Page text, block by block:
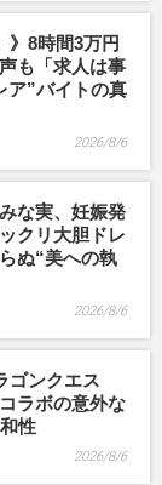
》8時間3万円
も「求人は事
ア”バイトの真
2026/8/6
な実、妊娠発
クリ大胆ドレ
ぬ“美への執
2026/8/6
ゴンクエス
ラボの意外な
性
2026/8/6